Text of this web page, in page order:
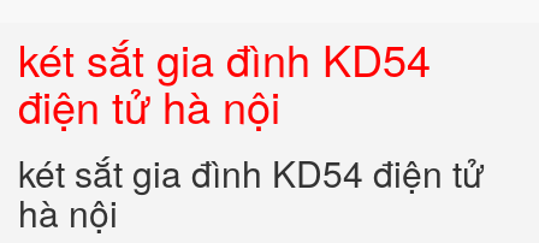
két sắt gia đình KD54
điện tử hà nội
két sắt gia đình KD54 điện tử
hà nội